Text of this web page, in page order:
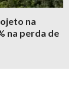
na
na perda de